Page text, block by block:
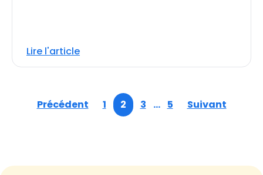
Lire l'article
Précédent 1 2 3 … 5 Suivant